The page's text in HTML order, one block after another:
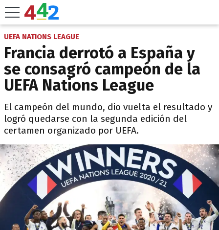
UEFA NATIONS LEAGUE
Francia derrotó a España y
se consagró campeón de la
UEFA Nations League
El campeón del mundo, dio vuelta el resultado y
logró quedarse con la segunda edición del
certamen organizado por UEFA.